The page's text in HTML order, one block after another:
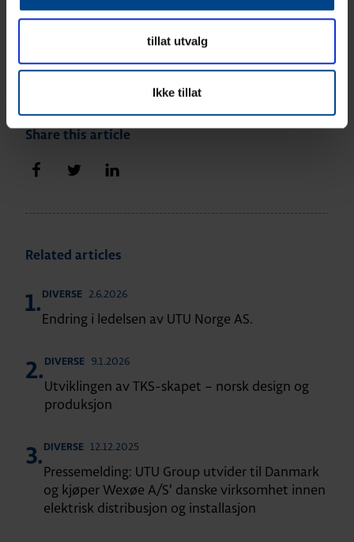
tillat utvalg
Ikke tillat
Share this article
Share on FacebookShare on Twitter
Related articles
1. DIVERSE 2.6.2026
Endring i ledelsen av UTU Norge AS.
2. DIVERSE 9.1.2026
Utviklingen av TKS-skapet – norsk design og
produksjon
3. DIVERSE 12.12.2025
Pressemelding: UTU Group utvider til Danmark
og kjøper Wexøe A/S’ danske virksomhet innen
elektrisk distribusjon og installasjon